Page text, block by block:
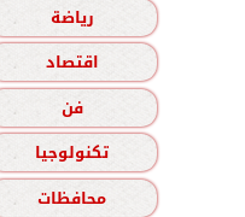
رياضة
اقتصاد
فن
تكنولوجيا
محافظات